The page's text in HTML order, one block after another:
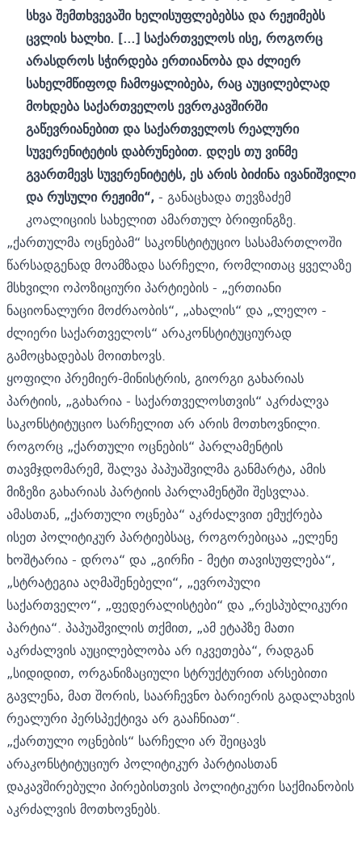
სხვა შემთხვევაში ხელისუფლებებსა და რეჟიმებს
ცვლის ხალხი. [...] საქართველოს ისე, როგორც
არასდროს სჭირდება ერთიანობა და ძლიერ
სახელმწიფოდ ჩამოყალიბება, რაც აუცილებლად
მოხდება საქართველოს ევროკავშირში
გაწევრიანებით და საქართველოს რეალური
სუვერენიტეტის დაბრუნებით. დღეს თუ ვინმე
გვართმევს სუვერენიტეტს, ეს არის ბიძინა ივანიშვილი
და რუსული რეჟიმი“,- განაცხადა თევზაძემ
კოალიციის სახელით ამართულ ბრიფინგზე.
„ქართულმა ოცნებამ“ საკონსტიტუციო სასამართლოში
წარსადგენად მოამზადა სარჩელი, რომლითაც ყველაზე
მსხვილი ოპოზიციური პარტიების - „ერთიანი
ნაციონალური მოძრაობის“, „ახალის“ და „ლელო -
ძლიერი საქართველოს“ არაკონსტიტუციურად
გამოცხადებას მოითხოვს.
ყოფილი პრემიერ-მინისტრის, გიორგი გახარიას
პარტიის, „გახარია - საქართველოსთვის“ აკრძალვა
საკონსტიტუციო სარჩელით არ არის მოთხოვნილი.
როგორც „ქართული ოცნების“ პარლამენტის
თავმჯდომარემ, შალვა პაპუაშვილმა განმარტა, ამის
მიზეზი გახარიას პარტიის პარლამენტში შესვლაა.
ამასთან, „ქართული ოცნება“ აკრძალვით ემუქრება
ისეთ პოლიტიკურ პარტიებსაც, როგორებიცაა „ელენე
ხოშტარია - დროა“ და „გირჩი - მეტი თავისუფლება“,
„სტრატეგია აღმაშენებელი“, „ევროპული
საქართველო“, „ფედერალისტები“ და „რესპუბლიკური
პარტია“. პაპუაშვილის თქმით, „ამ ეტაპზე მათი
აკრძალვის აუცილებლობა არ იკვეთება“, რადგან
„სიდიდით, ორგანიზაციული სტრუქტურით არსებითი
გავლენა, მათ შორის, საარჩევნო ბარიერის გადალახვის
რეალური პერსპექტივა არ გააჩნიათ“.
„ქართული ოცნების“ სარჩელი არ შეიცავს
არაკონსტიტუციურ პოლიტიკურ პარტიასთან
დაკავშირებული პირებისთვის პოლიტიკური საქმიანობის
აკრძალვის მოთხოვნებს.